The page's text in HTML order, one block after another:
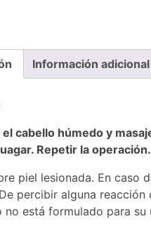
Información adicional
cabello húmedo y
Repetir la operación.
piel lesionada. En caso
percibir alguna
no está formulado para su